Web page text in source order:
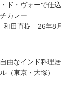
ド・ヴォーで仕込
カレー
和田直樹 26年8月
由なインド料理居
（東京・大塚）